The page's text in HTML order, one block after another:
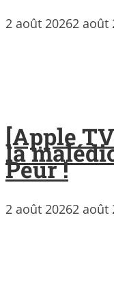
2 août 20262 août
[Apple
la
Peur !
2 août 20262 août